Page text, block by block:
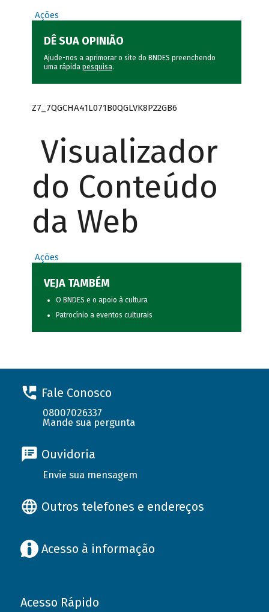
Ações
DÊ SUA OPINIÃO
Ajude-nos a aprimorar o site do BNDES preenchendo
uma rápida pesquisa.
Z7_7QGCHA41L071B0QGLVK8P22GB6
Visualizador
do Conteúdo
da Web
Ações
VEJA TAMBÉM
O BNDES e o apoio à cultura
Patrocínio a eventos culturais
Fale Conosco
08007026337
Mande sua pergunta
Ouvidoria
Envie sua mensagem
Outros telefones e endereços
Acesso à informação
Acesso Rápido